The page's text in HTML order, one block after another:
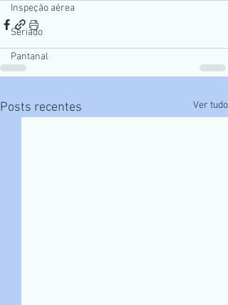
Inspeção aérea
Seriado
Pantanal
Posts recentes Ver tudo